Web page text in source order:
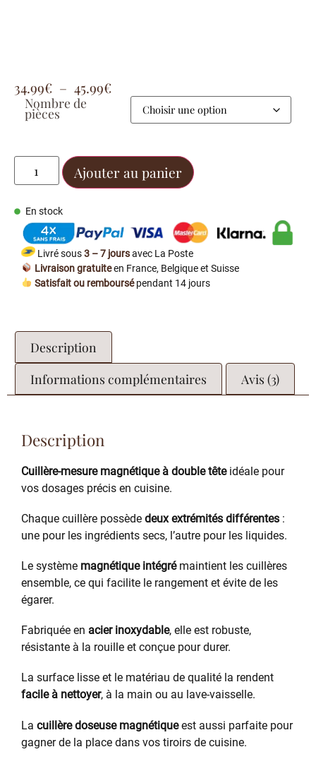
34.99€ – 45.99€
Nombre de
pièces
Ajouter au panier
En stock
Livré sous3 – 7 joursavec La Poste
Livraison gratuiteen France, Belgique et Suisse
Satisfait ou remboursépendant 14 jours
Description
Informations complémentaires
Avis (3)
Description
Cuillère-mesure magnétique à double têteidéale pour
vos dosages précis en cuisine.
Chaque cuillère possède deux extrémités différentes :
une pour les ingrédients secs, l’autre pour les liquides.
Le système magnétique intégrémaintient les cuillères
ensemble, ce qui facilite le rangement et évite de les
égarer.
Fabriquée en acier inoxydable, elle est robuste,
résistante à la rouille et conçue pour durer.
La surface lisse et le matériau de qualité la rendent
facile à nettoyer, à la main ou au lave-vaisselle.
La cuillère doseuse magnétiqueest aussi parfaite pour
gagner de la place dans vos tiroirs de cuisine.